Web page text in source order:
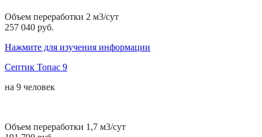
Объем переработки 2 м3/сут
257 040 руб.
Нажмите для изучения информации
Септик Топас 9
на 9 человек
Объем переработки 1,7 м3/сут